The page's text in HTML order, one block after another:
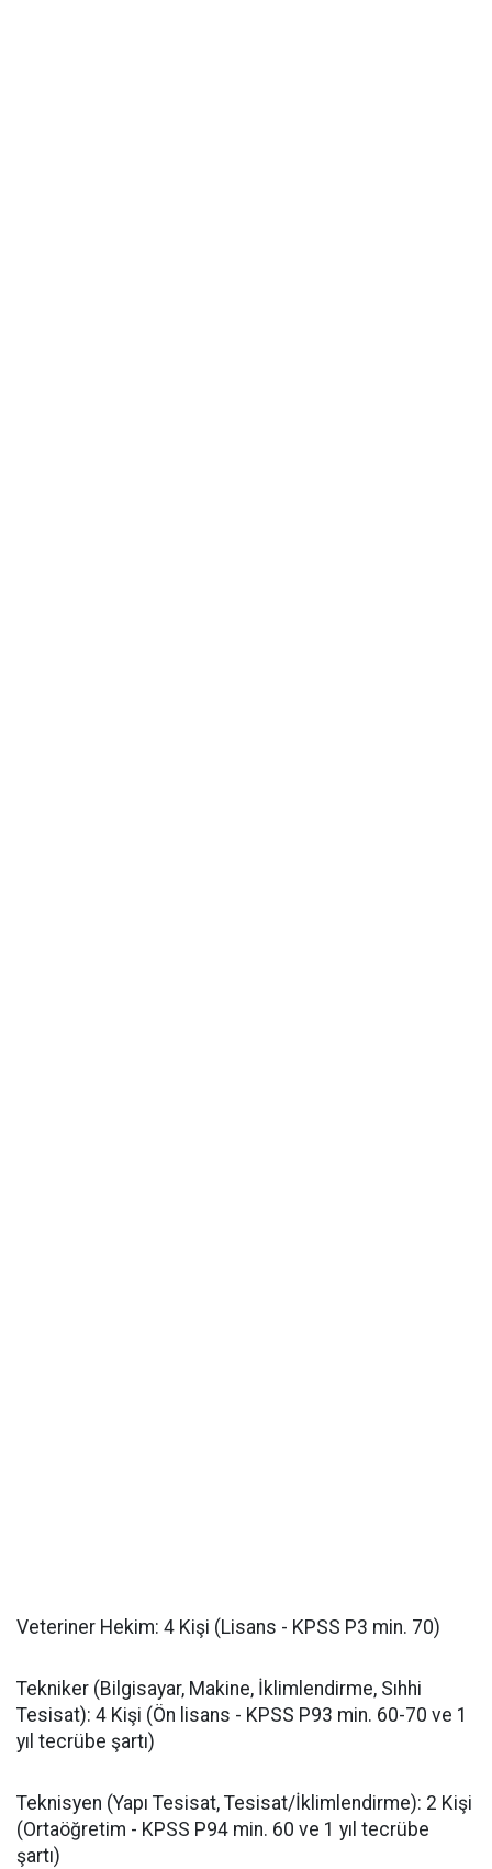
​Veteriner Hekim: 4 Kişi (Lisans - KPSS P3 min. 70)
​Tekniker (Bilgisayar, Makine, İklimlendirme, Sıhhi
Tesisat): 4 Kişi (Ön lisans - KPSS P93 min. 60-70 ve 1
yıl tecrübe şartı)
​Teknisyen (Yapı Tesisat, Tesisat/İklimlendirme): 2 Kişi
(Ortaöğretim - KPSS P94 min. 60 ve 1 yıl tecrübe
şartı)